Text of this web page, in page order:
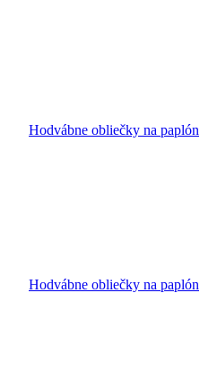
Hodvábne obliečky na paplón
Hodvábne obliečky na paplón